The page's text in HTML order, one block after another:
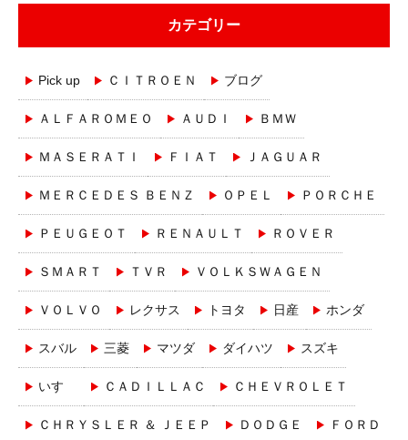
カテゴリー
Pick up ＣＩＴＲＯＥＮ ブログ
ＡＬＦＡＲＯＭＥＯ ＡＵＤＩ ＢＭＷ
ＭＡＳＥＲＡＴＩ ＦＩＡＴ ＪＡＧＵＡＲ
ＭＥＲＣＥＤＥＳ ＢＥＮＺ ＯＰＥＬ ＰＯＲＣＨＥ
ＰＥＵＧＥＯＴ ＲＥＮＡＵＬＴ ＲＯＶＥＲ
ＳＭＡＲＴ ＴＶＲ ＶＯＬＫＳＷＡＧＥＮ
ＶＯＬＶＯ レクサス トヨタ 日産 ホンダ
スバル 三菱 マツダ ダイハツ スズキ
いすゞ ＣＡＤＩＬＬＡＣ ＣＨＥＶＲＯＬＥＴ
ＣＨＲＹＳＬＥＲ ＆ ＪＥＥＰ ＤＯＤＧＥ ＦＯＲＤ